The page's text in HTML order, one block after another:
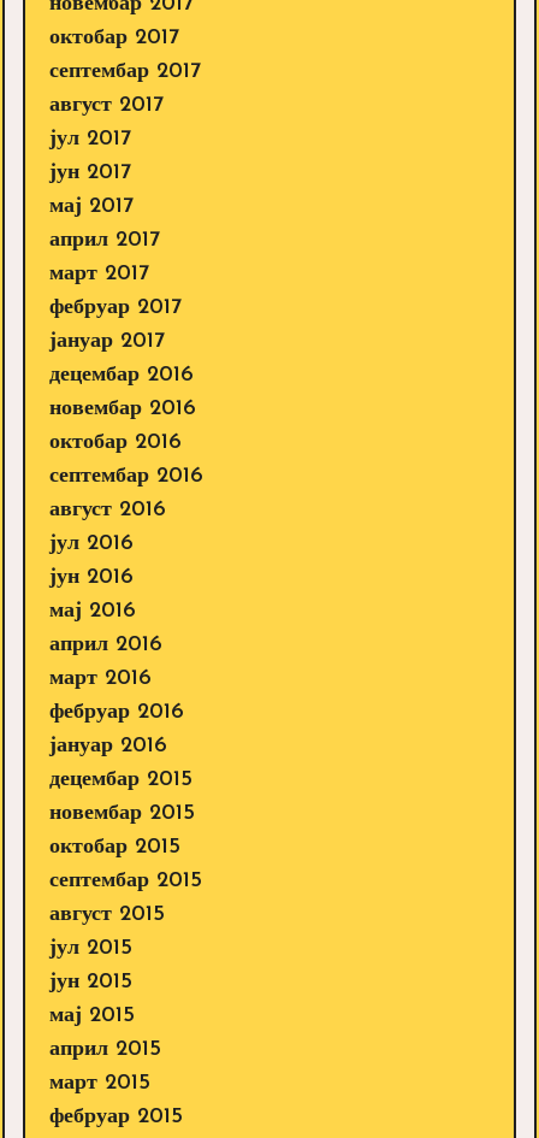
новембар 2017
октобар 2017
септембар 2017
август 2017
јул 2017
јун 2017
мај 2017
април 2017
март 2017
фебруар 2017
јануар 2017
децембар 2016
новембар 2016
октобар 2016
септембар 2016
август 2016
јул 2016
јун 2016
мај 2016
април 2016
март 2016
фебруар 2016
јануар 2016
децембар 2015
новембар 2015
октобар 2015
септембар 2015
август 2015
јул 2015
јун 2015
мај 2015
април 2015
март 2015
фебруар 2015